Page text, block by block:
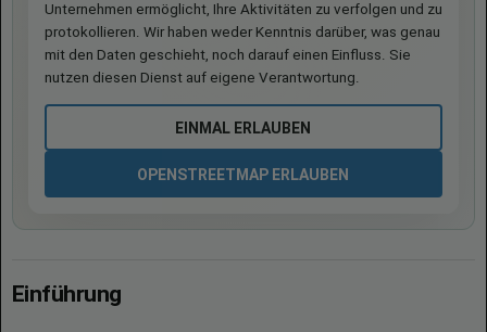
Unternehmen ermöglicht, Ihre Aktivitäten zu verfolgen und zu
protokollieren. Wir haben weder Kenntnis darüber, was genau
mit den Daten geschieht, noch darauf einen Einfluss. Sie
nutzen diesen Dienst auf eigene Verantwortung.
EINMAL ERLAUBEN
OPENSTREETMAP ERLAUBEN
Einführung